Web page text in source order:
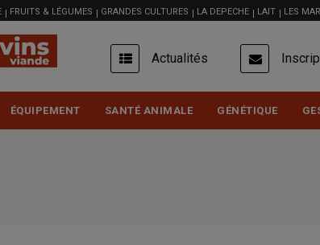
FRUITS & LÉGUMES GRANDES CULTURES LA DEPECHE LAIT LES
USER
ACCOUNT
MENU
Actualités
ÉQUIPEMENT SANTÉ ANIMALE GÉNÉTIQUE